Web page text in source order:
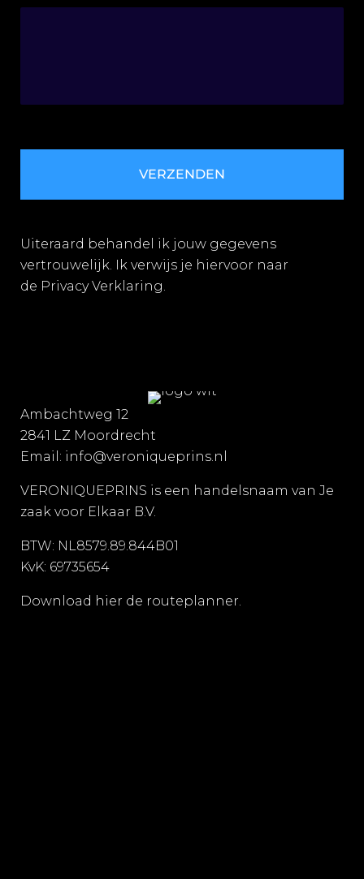
Uiteraard behandel ik jouw gegevens
vertrouwelijk. Ik verwijs je hiervoor naar
de Privacy Verklaring.
Ambachtweg 12
2841 LZ Moordrecht
Email: info@veroniqueprins.nl
VERONIQUEPRINS is een handelsnaam van Je
zaak voor Elkaar B.V.
BTW: NL8579.89.844B01
KvK: 69735654
Download hier de routeplanner.